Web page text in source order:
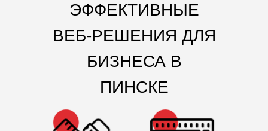
ЭФФЕКТИВНЫЕ
ВЕБ-РЕШЕНИЯ ДЛЯ
БИЗНЕСА В
ПИНСКЕ